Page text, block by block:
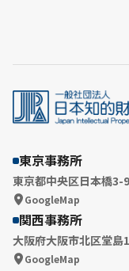
東京事務所
東京都中央区日本橋3-
GoogleMap
関西事務所
大阪府大阪市北区堂
GoogleMap